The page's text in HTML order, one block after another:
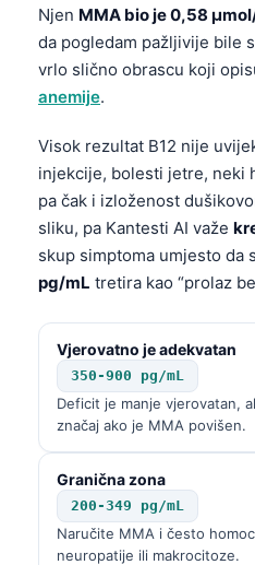
Njen MMA bio je 0,58
da pogledam pažljivije bile
vrlo slično obrascu koji
anemije.
Visok rezultat B12 nije
injekcije, bolesti jetre, neki
pa čak i izloženost
sliku, pa Kantesti AI važe
skup simptoma umjesto da
pg/mL tretira kao “prolaz
Vjerovatno je adekvatan
350-900 pg/mL
Deficit je manje vjerovatan,
značaj ako je MMA povišen.
Granična zona
200-349 pg/mL
Naručite MMA i često
neuropatije ili makrocitoze.